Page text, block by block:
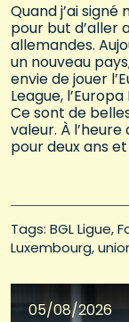
Quand j’ai
pour but d’aller
allemandes.
un nouveau
envie de jouer
League,
Ce sont de
valeur. À
pour deux ans
Tags: BGL Ligue
Luxembourg
05/08/2026